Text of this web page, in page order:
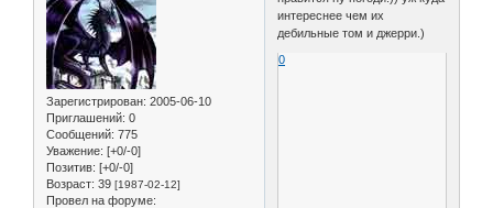
Зарегистрирован: 2005-06-10
Приглашений: 0
Сообщений: 775
Уважение: [+0/-0]
Позитив: [+0/-0]
Возраст: 39 [1987-02-12]
Провел на форуме:
интереснее чем их
дебильные том и джерри.)
0